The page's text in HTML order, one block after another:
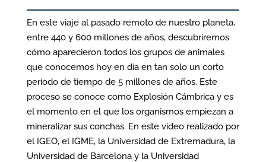
En este viaje al pasado remoto de nuestro planeta,
entre 440 y 600 millones de años, descubriremos
cómo aparecieron todos los grupos de animales
que conocemos hoy en día en tan solo un corto
periodo de tiempo de 5 millones de años. Este
proceso se conoce como Explosión Cámbrica y es
el momento en el que los organismos empiezan a
mineralizar sus conchas. En este video realizado por
el IGEO, el IGME, la Universidad de Extremadura, la
Universidad de Barcelona y la Universidad